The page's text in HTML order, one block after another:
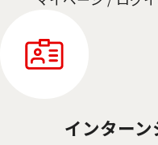
インターン